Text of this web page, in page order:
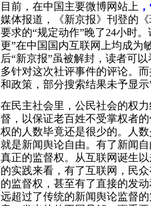
目前，在中国主要微博网站上
媒体报道，《新京报》刊登的
要求的“规定动作”晚了24小时
更”在中国国内互联网上均成为
后“新京报”虽被解封，读者可
多针对这次社评事件的评论。
和政策，部分搜索结果未予显
在民主社会里，公民社会的权
督，以保证老百姓不受掌权者
权的人数毕竟还是很少的。人
就是新闻舆论自由。有了新闻
真正的监督权。从互联网诞生
的实践来看，有了互联网，民
的监督权，甚至有了直接的发
远超过了传统的新闻舆论监督